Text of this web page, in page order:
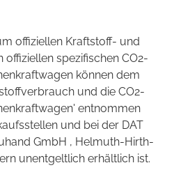
offiziellen Kraftstoff- und
spezifischen CO2-
können dem
und die CO2-
entnommen
und bei der DAT
GmbH , Helmuth-Hirth-
unentgeltlich erhältlich ist.